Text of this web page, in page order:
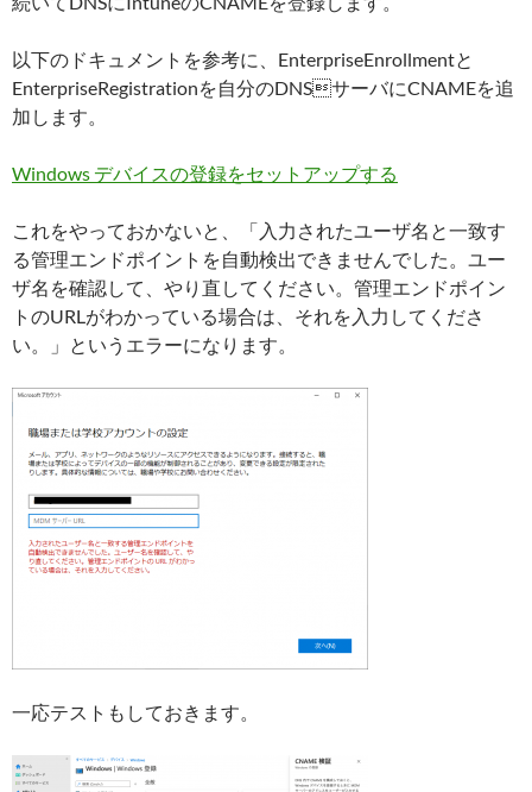
以下のドキュメントを参考に、EnterpriseEnrollmentと
EnterpriseRegistrationを自分のDNSサーバにCNAMEを追
加します。
Windows デバイスの登録をセットアップする
これをやっておかないと、「入力されたユーザ名と一致す
る管理エンドポイントを自動検出できませんでした。ユー
ザ名を確認して、やり直してください。管理エンドポイン
トのURLがわかっている場合は、それを入力してくださ
い。」というエラーになります。
一応テストもしておきます。